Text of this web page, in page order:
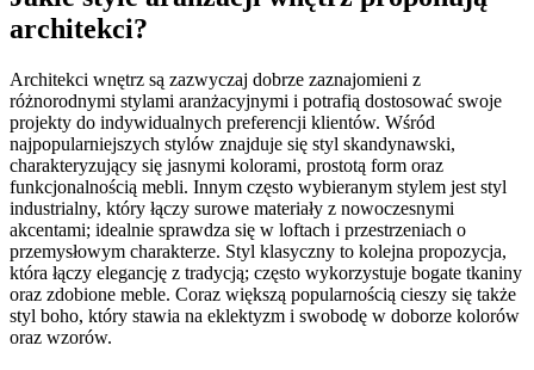
architekci?
Architekci wnętrz są zazwyczaj dobrze zaznajomieni z
różnorodnymi stylami aranżacyjnymi i potrafią dostosować swoje
projekty do indywidualnych preferencji klientów. Wśród
najpopularniejszych stylów znajduje się styl skandynawski,
charakteryzujący się jasnymi kolorami, prostotą form oraz
funkcjonalnością mebli. Innym często wybieranym stylem jest styl
industrialny, który łączy surowe materiały z nowoczesnymi
akcentami; idealnie sprawdza się w loftach i przestrzeniach o
przemysłowym charakterze. Styl klasyczny to kolejna propozycja,
która łączy elegancję z tradycją; często wykorzystuje bogate tkaniny
oraz zdobione meble. Coraz większą popularnością cieszy się także
styl boho, który stawia na eklektyzm i swobodę w doborze kolorów
oraz wzorów.